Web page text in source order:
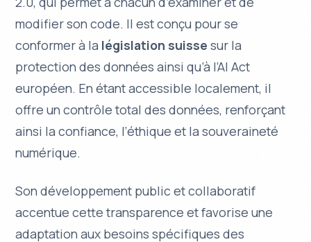
modifier son code. Il est conçu pour se
conformer à la législation suisse sur la
protection des données ainsi qu’à l’AI Act
européen. En étant accessible localement, il
offre un contrôle total des données, renforçant
ainsi laconfiance, l’éthique et la souveraineté
numérique.
Son développement public et collaboratif
accentue cette transparence et favorise une
adaptation aux besoins spécifiques des